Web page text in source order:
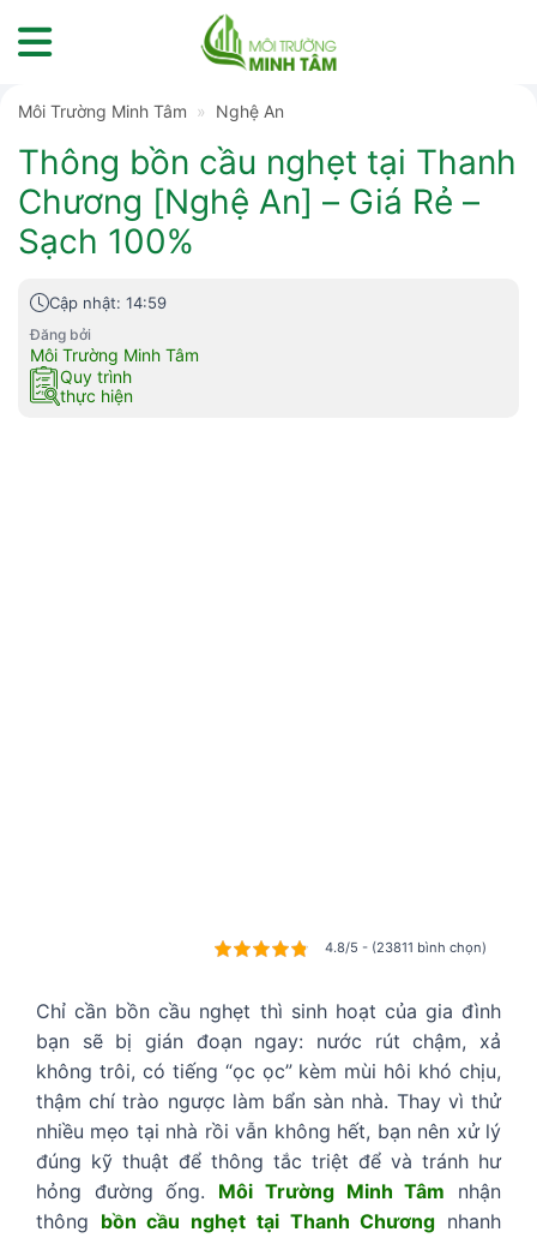
to
Môi Trường Minh Tâm » Nghệ An
Thông bồn cầu nghẹt tại Thanh
Chương [Nghệ An] – Giá Rẻ –
Sạch 100%
Cập nhật: 14:59
Đăng bởi
Môi Trường Minh Tâm
Quy trình
thực hiện
4.8/5 - (23811 bình chọn)
Chỉ cần bồn cầu nghẹt thì sinh hoạt của gia đình
bạn sẽ bị gián đoạn ngay: nước rút chậm, xả
không trôi, có tiếng “ọc ọc” kèm mùi hôi khó chịu,
thậm chí trào ngược làm bẩn sàn nhà. Thay vì thử
nhiều mẹo tại nhà rồi vẫn không hết, bạn nên xử lý
đúng kỹ thuật để thông tắc triệt để và tránh hư
hỏng đường ống. Môi Trường Minh Tâm nhận
thông bồn cầu nghẹt tại Thanh Chương nhanh